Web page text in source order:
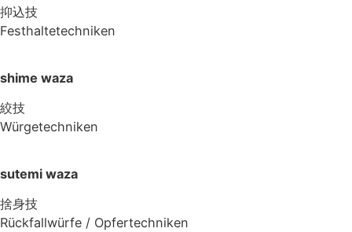
抑込技
Festhaltetechniken
shime waza
絞技
Würgetechniken
sutemi waza
捨身技
Rückfallwürfe / Opfertechniken